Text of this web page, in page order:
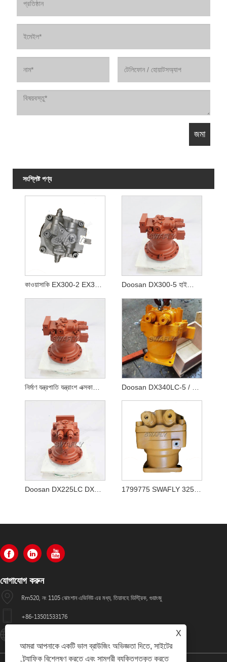
সংশ্লিষ্ট পণ্য
যোগাযোগ করুন
Rm520, নং 1105 ঝোংশান এভিনিউ এর মধ্য, তিয়ানহে ডিস্ট্রিক, গুয়াংজু
+86-13501533176
X
আমরা আপনাকে একটি ভাল ব্রাউজিং অভিজ্ঞতা দিতে, সাইটের
ট্র্যাফিক বিশ্লেষণ করতে এবং সামগ্রী ব্যক্তিগতকৃত করতে